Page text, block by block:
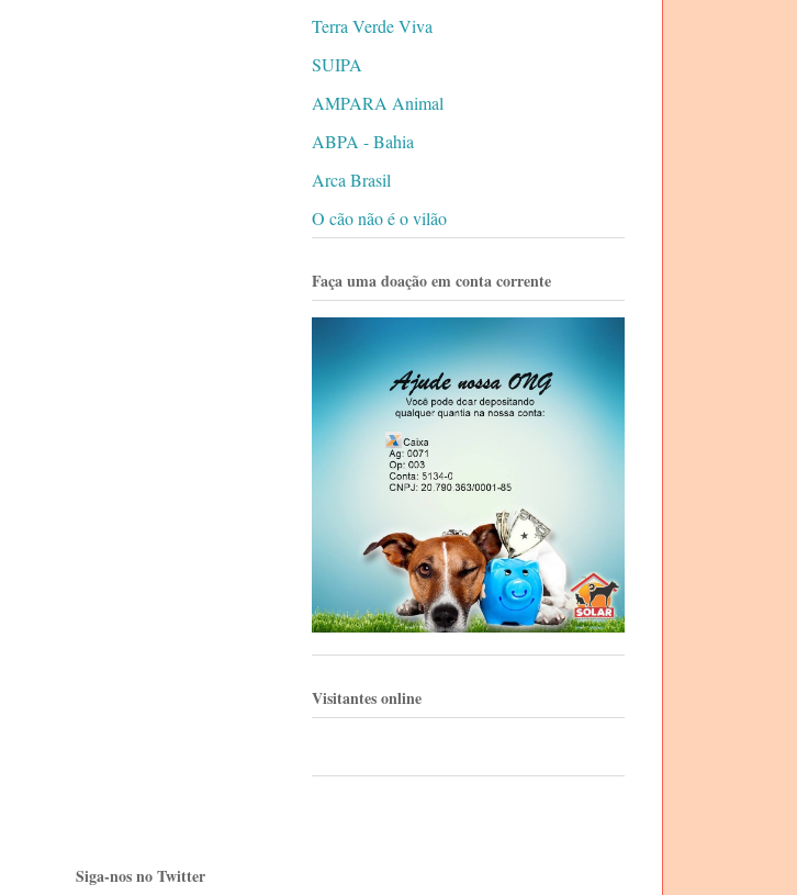
Terra Verde Viva
SUIPA
AMPARA Animal
ABPA - Bahia
Arca Brasil
O cão não é o vilão
Faça uma doação em conta corrente
Visitantes online
Siga-nos no Twitter